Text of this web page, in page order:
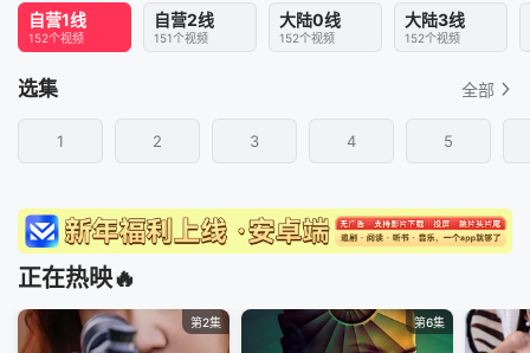
自营1线
152个视频
自营2线
151个视频
大陆0线
152个视频
大陆3线
152个视频
选集 全部
1 2 3 4 5
正在热映🔥
第2集 第6集